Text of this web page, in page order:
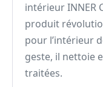
intérieur INNER
produit
pour l’intérieur
geste, il nettoie
traitées.